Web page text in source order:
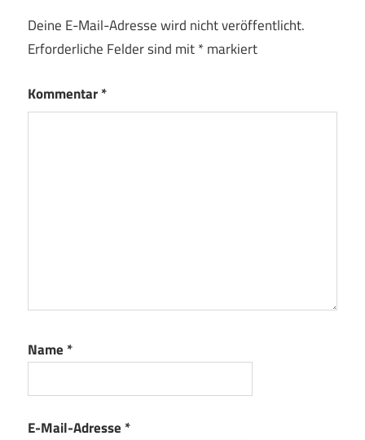
Deine E-Mail-Adresse wird nicht veröffentlicht.
Erforderliche Felder sind mit*markiert
Kommentar*
Name *
E-Mail-Adresse *